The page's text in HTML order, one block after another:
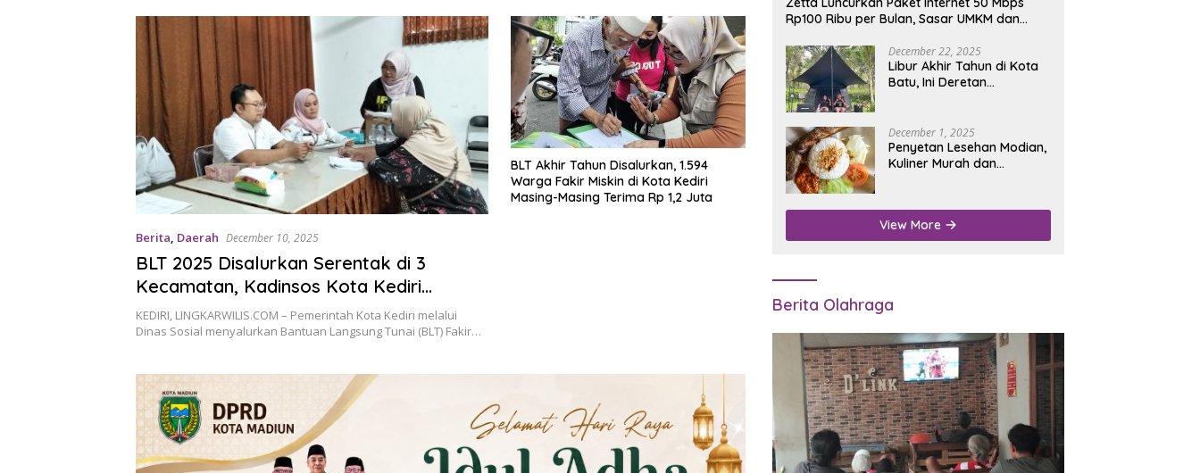
Berita, Daerah December 10, 2025
BLT 2025 Disalurkan Serentak di 3
Kecamatan, Kadinsos Kota Kediri
Pastikan Tepat Sasaran
KEDIRI, LINGKARWILIS.COM – Pemerintah Kota Kediri melalui
Dinas Sosial menyalurkan Bantuan Langsung Tunai (BLT) Fakir…
BLT Akhir Tahun Disalurkan, 1.594
Warga Fakir Miskin di Kota Kediri
Masing-Masing Terima Rp 1,2 Juta
Rp100 Ribu per Bulan, Sasar UMKM dan
December 22, 2025
Libur Akhir Tahun di Kota
Batu, Ini Deretan
December 1, 2025
Penyetan Lesehan Modian,
Kuliner Murah dan
Nganjuk
View More
Berita Olahraga